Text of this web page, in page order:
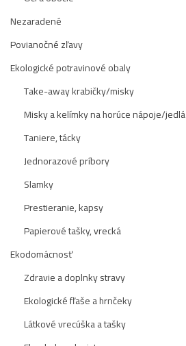
Nezaradené
Povianočné zľavy
Ekologické potravinové obaly
Take-away krabičky/misky
Misky a kelímky na horúce nápoje/jedlá
Taniere, tácky
Jednorazové príbory
Slamky
Prestieranie, kapsy
Papierové tašky, vrecká
Ekodomácnosť
Zdravie a doplnky stravy
Ekologické fľaše a hrnčeky
Látkové vrecúška a tašky